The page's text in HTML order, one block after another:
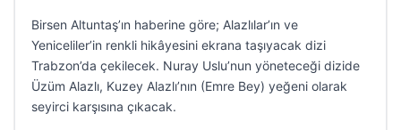
Birsen Altuntaş’ın haberine göre; Alazlılar’ın ve
Yeniceliler’in renkli hikâyesini ekrana taşıyacak dizi
Trabzon’da çekilecek. Nuray Uslu’nun yöneteceği dizide
Üzüm Alazlı, Kuzey Alazlı’nın (Emre Bey) yeğeni olarak
seyirci karşısına çıkacak.